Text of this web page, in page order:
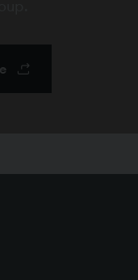
i ett nytt fönster